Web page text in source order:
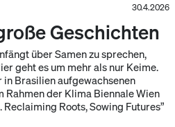
30.4.2026
Geschichten
über Samen zu sprechen,
geht es um mehr als nur Keime.
Brasilien aufgewachsenen
der Klima Biennale Wien
Roots, Sowing Futures”